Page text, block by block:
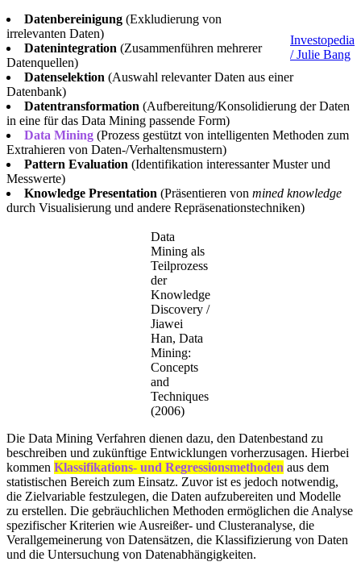
Investopedia
/ Julie Bang
Datenbereinigung (Exkludierung von
irrelevanten Daten)
Datenintegration (Zusammenführen mehrerer
Datenquellen)
Datenselektion (Auswahl relevanter Daten aus einer
Datenbank)
Datentransformation (Aufbereitung/Konsolidierung der Daten
in eine für das Data Mining passende Form)
Data Mining (Prozess gestützt von intelligenten Methoden zum
Extrahieren von Daten-/Verhaltensmustern)
Pattern Evaluation (Identifikation interessanter Muster und
Messwerte)
Knowledge Presentation (Präsentieren von mined knowledge
durch Visualisierung und andere Repräsenationstechniken)
Data
Mining als
Teilprozess
der
Knowledge
Discovery /
Jiawei
Han, Data
Mining:
Concepts
and
Techniques
(2006)
Die Data Mining Verfahren dienen dazu, den Datenbestand zu
beschreiben und zukünftige Entwicklungen vorherzusagen. Hierbei
kommen Klassifikations- und Regressionsmethoden aus dem
statistischen Bereich zum Einsatz. Zuvor ist es jedoch notwendig,
die Zielvariable festzulegen, die Daten aufzubereiten und Modelle
zu erstellen. Die gebräuchlichen Methoden ermöglichen die Analyse
spezifischer Kriterien wie Ausreißer- und Clusteranalyse, die
Verallgemeinerung von Datensätzen, die Klassifizierung von Daten
und die Untersuchung von Datenabhängigkeiten.